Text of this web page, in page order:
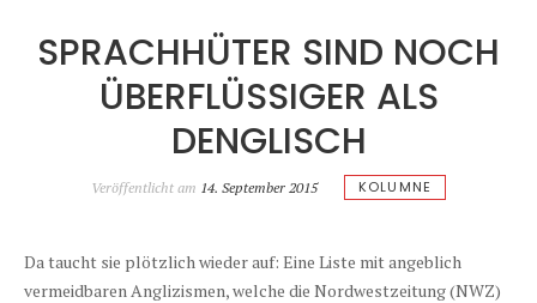
SPRACHHÜTER SIND NOCH
ÜBERFLÜSSIGER ALS
DENGLISCH
Veröffentlicht am 14. September 2015 KOLUMNE
Da taucht sie plötzlich wieder auf: Eine Liste mit angeblich
vermeidbaren Anglizismen, welche die Nordwestzeitung (NWZ)